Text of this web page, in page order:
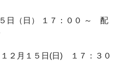
日（日） １７：００ ～ 配
１２月１５日 (日 ) １７：３０